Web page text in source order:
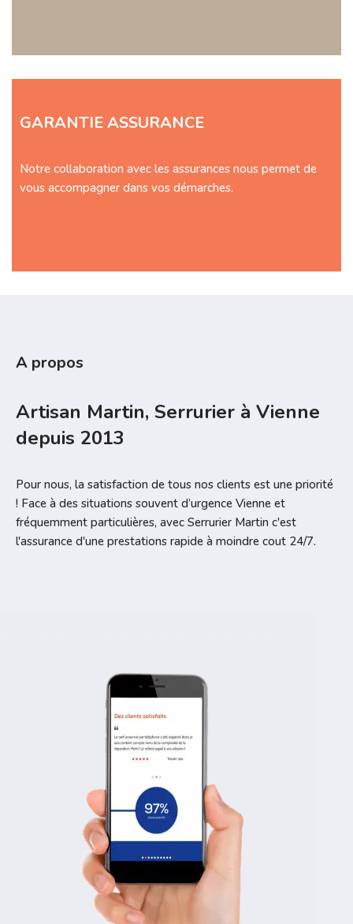
GARANTIE ASSURANCE
Notre collaboration avec les assurances nous permet de
vous accompagner dans vos démarches.
A propos
Artisan Martin, Serrurier à Vienne
depuis 2013
Pour nous, la satisfaction de tous nos clients est une priorité
! Face à des situations souvent d’urgence Vienne et
fréquemment particulières, avec Serrurier Martin c'est
l'assurance d'une prestations rapide à moindre cout 24/7.